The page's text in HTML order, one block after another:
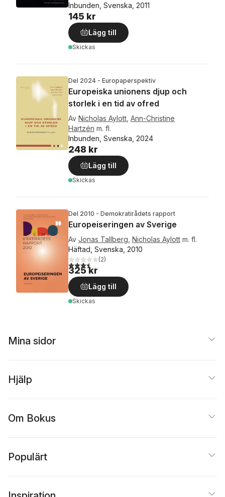
Inbunden, Svenska, 2011
145 kr
Lägg till
Skickas
Del 2024 - Europaperspektiv
Europeiska unionens djup och
storlek i en tid av ofred
Av Nicholas Aylott Ann-Christine
Hartzén m. fl.
Inbunden, Svenska, 2024
248 kr
Lägg till
Skickas
Del 2010 - Demokratirådets rapport
Europeiseringen av Sverige
Av Jonas Tallberg Nicholas Aylott m. fl.
Häftad, Svenska, 2010
3,5utav 5 stjärnor. Totalt antal röster:
(2)
325 kr
Lägg till
Skickas
Mina sidor
Hjälp
Om Bokus
Populärt